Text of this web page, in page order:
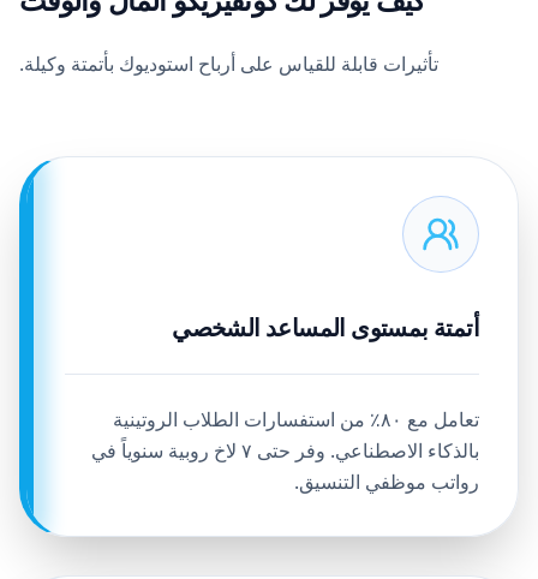
تأثيرات قابلة للقياس على أرباح استوديوك بأتمتة وكيلة.
أتمتة بمستوى المساعد الشخصي
تعامل مع ٨٠٪ من استفسارات الطلاب الروتينية
بالذكاء الاصطناعي. وفر حتى ٧ لاخ روبية سنوياً في
رواتب موظفي التنسيق.